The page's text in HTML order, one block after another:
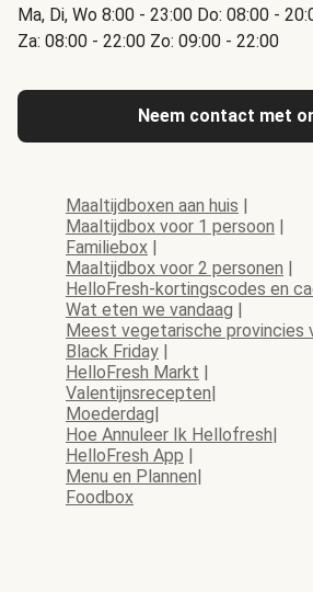
Ma, Di, Wo 8:00 - 23:00 Do: 08:00 -
Za: 08:00 - 22:00 Zo: 09:00 - 22:00
Neem contact met
Maaltijdboxen aan huis |
Maaltijdbox voor 1 persoon |
Familiebox |
Maaltijdbox voor 2 personen |
HelloFresh-kortingscodes en
Wat eten we vandaag |
Meest vegetarische provincies
Black Friday |
HelloFresh Markt |
Valentijnsrecepten|
Moederdag|
Hoe Annuleer Ik Hellofresh|
HelloFresh App |
Menu en Plannen|
Foodbox